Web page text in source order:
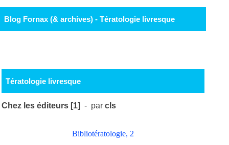
Blog Fornax (& archives) - Tératologie livresque
Tératologie livresque
Chez les éditeurs [1] - parcls
Bibliotératologie, 2